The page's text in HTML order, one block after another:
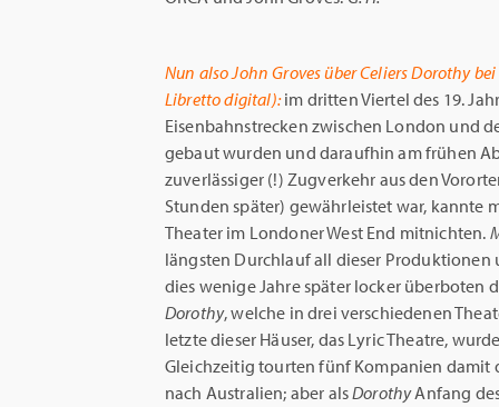
Nun also John Groves über Celiers Dorothy
Libretto digital): im dritten Viertel des 19.
Eisenbahnstrecken zwischen London und
gebaut wurden und daraufhin am frühen
zuverlässiger (!) Zugverkehr aus den
Stunden später) gewährleistet war, kannte
Theater im Londoner West End mitnichten.
längsten Durchlauf all dieser Produktionen
dies wenige Jahre später locker überboten
Dorothy, welche in drei verschiedenen
letzte dieser Häuser, das Lyric Theatre,
Gleichzeitig tourten fünf Kompanien damit
nach Australien; aber alsDorothyAnfang